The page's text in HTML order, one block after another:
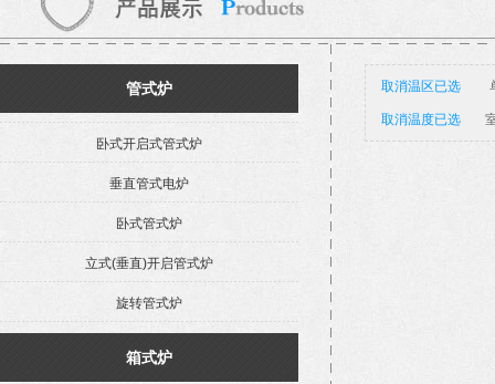
管式炉
卧式开启式管式炉
垂直管式电炉
卧式管式炉
立式(垂直)开启管式炉
旋转管式炉
箱式炉
取消温区已选
取消温度已选